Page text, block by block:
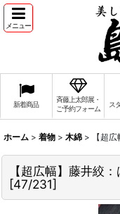
メニュー
新着商品
斉藤上太郎展・
ご予約フォーム
ス
ホーム > 着物 > 木綿 > 【超
【超広幅】藤井絞
[47/231]